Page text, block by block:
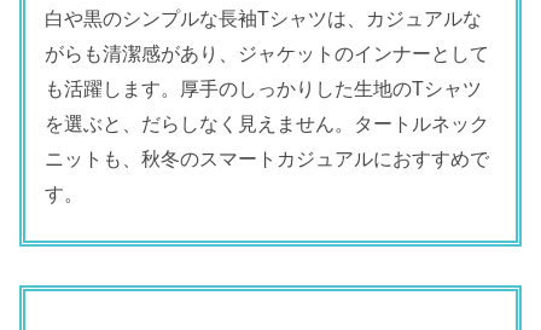
白や黒のシンプルな長袖Tシャツは、カジュアルな
がらも清潔感があり、ジャケットのインナーとして
も活躍します。厚手のしっかりした生地のTシャツ
を選ぶと、だらしなく見えません。タートルネック
ニットも、秋冬のスマートカジュアルにおすすめで
す。